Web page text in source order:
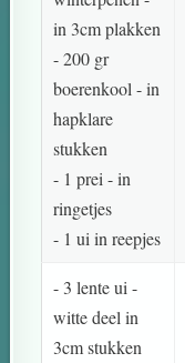
in 3cm plakken
- 200 gr
boerenkool - in
hapklare
stukken
- 1 prei - in
ringetjes
- 1 ui in reepjes
- 3 lente ui -
witte deel in
3cm stukken